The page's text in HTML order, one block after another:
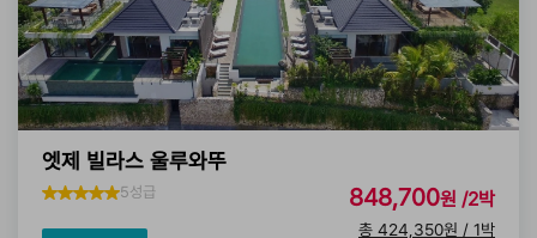
엣제 빌라스 울루와뚜
5성급 848,700원 /2박
총 424,350원 / 1박